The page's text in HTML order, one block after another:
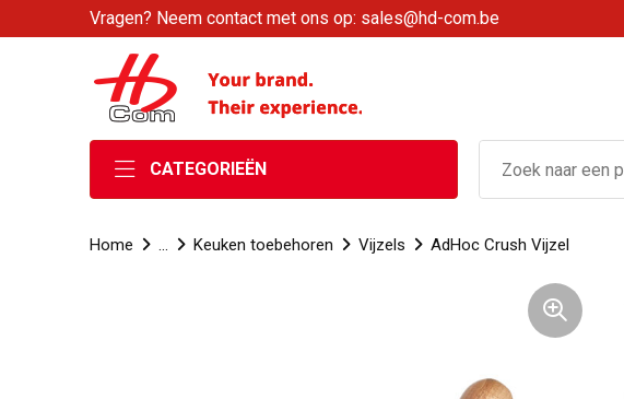
Vragen? Neem contact met ons op: sales@hd-com.be
CATEGORIEËN
Home ... Keuken toebehoren Vijzels AdHoc Crush Vijzel